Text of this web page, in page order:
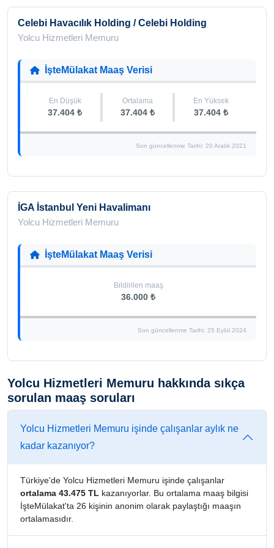
Celebi Havacılık Holding / Celebi Holding
Yolcu Hizmetleri Memuru
İşteMülakat Maaş Verisi
En Düşük
37.404 ₺
Ortalama
37.404 ₺
En Yüksek
37.404 ₺
Son güncellenme Tarihi: 20 Aralık 2021
İGA İstanbul Yeni Havalimanı
Yolcu Hizmetleri Memuru
İşteMülakat Maaş Verisi
Bildirilen maaş
36.000 ₺
Son güncellenme Tarihi: 25 Eylül 2024
Yolcu Hizmetleri Memuru hakkında sıkça
sorulan maaş soruları
Yolcu Hizmetleri Memuru işinde çalışanlar aylık ne
kadar kazanıyor?
Türkiye'de Yolcu Hizmetleri Memuru işinde çalışanlar
ortalama 43.475 TL kazanıyorlar. Bu ortalama maaş bilgisi
İşteMülakat'ta 26 kişinin anonim olarak paylaştığı maaşın
ortalamasıdır.